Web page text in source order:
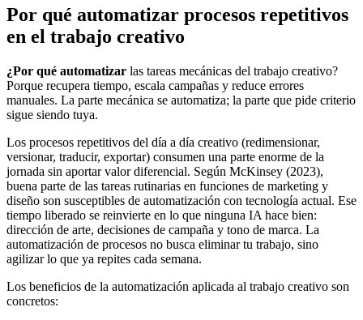
Por qué automatizar procesos repetitivos
en el trabajo creativo
¿Por qué automatizar las tareas mecánicas del trabajo creativo?
Porque recupera tiempo, escala campañas y reduce errores
manuales. La parte mecánica se automatiza; la parte que pide criterio
sigue siendo tuya.
Los procesos repetitivos del día a día creativo (redimensionar,
versionar, traducir, exportar) consumen una parte enorme de la
jornada sin aportar valor diferencial. Según McKinsey (2023),
buena parte de las tareas rutinarias en funciones de marketing y
diseño son susceptibles de automatización con tecnología actual. Ese
tiempo liberado se reinvierte en lo que ninguna IA hace bien:
dirección de arte, decisiones de campaña y tono de marca. La
automatización de procesos no busca eliminar tu trabajo, sino
agilizar lo que ya repites cada semana.
Los beneficios de la automatización aplicada al trabajo creativo son
concretos: